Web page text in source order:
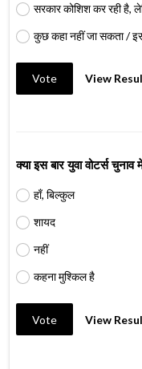
सरकार कोशिश कर रही है,
कुछ कहा नहीं जा सकता /
Vote View
क्या इस बार युवा वोटर्स
हाँ, बिल्कुल
शायद
नहीं
कहना मुश्किल है
Vote View